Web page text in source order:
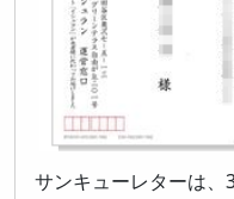
サンキューレターは